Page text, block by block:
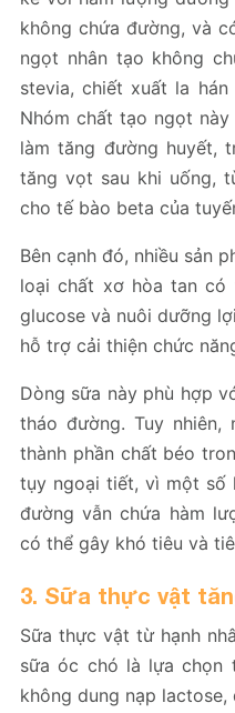
không chứa đường, và
ngọt nhân tạo không
stevia, chiết xuất la
Nhóm chất tạo ngọt
làm tăng đường huyết,
tăng vọt sau khi uống,
cho tế bào beta của
Bên cạnh đó, nhiều sản
loại chất xơ hòa tan có
glucose và nuôi dưỡng
hỗ trợ cải thiện chức
Dòng sữa này phù hợp
tháo đường. Tuy
thành phần chất béo
tụy ngoại tiết, vì một số
đường vẫn chứa hàm
có thể gây khó tiêu và
3. Sữa thực vật
Sữa thực vật từ hạnh
sữa óc chó là lựa chọn
không dung nạp